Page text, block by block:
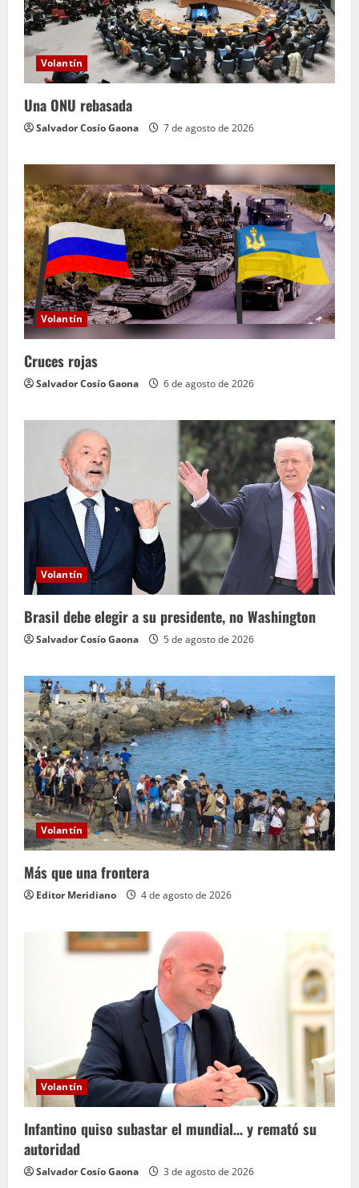
Volantín
Una ONU rebasada
Salvador Cosío Gaona 7 de agosto de 2026
Volantín
Cruces rojas
Salvador Cosío Gaona 6 de agosto de 2026
Volantín
Brasil debe elegir a su presidente, no Washington
Salvador Cosío Gaona 5 de agosto de 2026
Volantín
Más que una frontera
Editor Meridiano 4 de agosto de 2026
Volantín
Infantino quiso subastar el mundial… y remató su
autoridad
Salvador Cosío Gaona 3 de agosto de 2026